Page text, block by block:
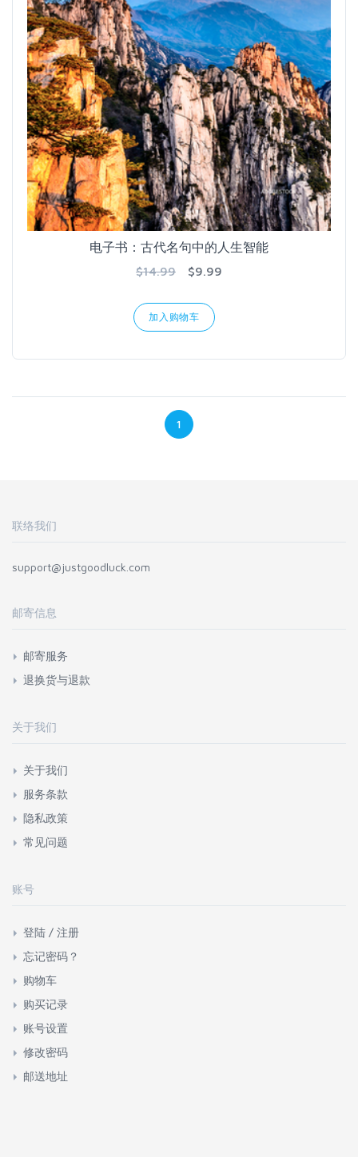
电子书：古代名句中的人生智能
$14.99
$9.99
加入购物车
1
联络我们
support@justgoodluck.com
邮寄信息
邮寄服务
退换货与退款
关于我们
关于我们
服务条款
隐私政策
常见问题
账号
登陆 / 注册
忘记密码？
购物车
购买记录
账号设置
修改密码
邮送地址